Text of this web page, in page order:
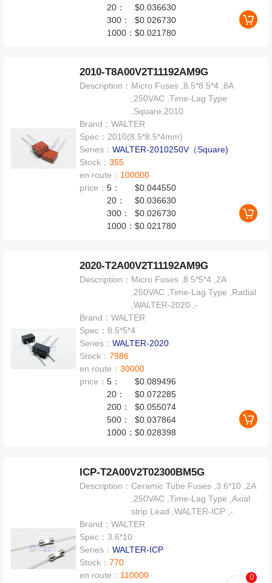
20：
$0.036630
300：
$0.026730
1000：$0.021780
2010-T8A00V2T11192AM9G
Description： Micro Fuses ,8.5*8.5*4 ,8A
,250VAC ,Time-Lag Type
,Square,2010
Brand：WALTER
Spec：2010(8.5*8.5*4mm)
Series：WALTER-2010250V（Square)
Stock：355
en route： 100000
price：5：
$0.044550
20：
$0.036630
300：
$0.026730
1000：$0.021780
2020-T2A00V2T11192AM9G
Description： Micro Fuses ,8.5*5*4 ,2A
,250VAC ,Time-Lag Type ,Radial
,WALTER-2020 ,-
Brand：WALTER
Spec：8.5*5*4
Series：WALTER-2020
Stock：7986
en route：30000
price：5：
$0.089496
20：
$0.072285
200：
$0.055074
500：
$0.037864
1000：$0.028398
ICP-T2A00V2T02300BM5G
Description：Ceramic Tube Fuses ,3.6*10 ,2A
,250VAC ,Time-Lag Type ,Axial
strip Lead ,WALTER-ICP ,-
Brand：WALTER
Spec：3.6*10
Series：WALTER-ICP
Stock：770
en route： 110000
0